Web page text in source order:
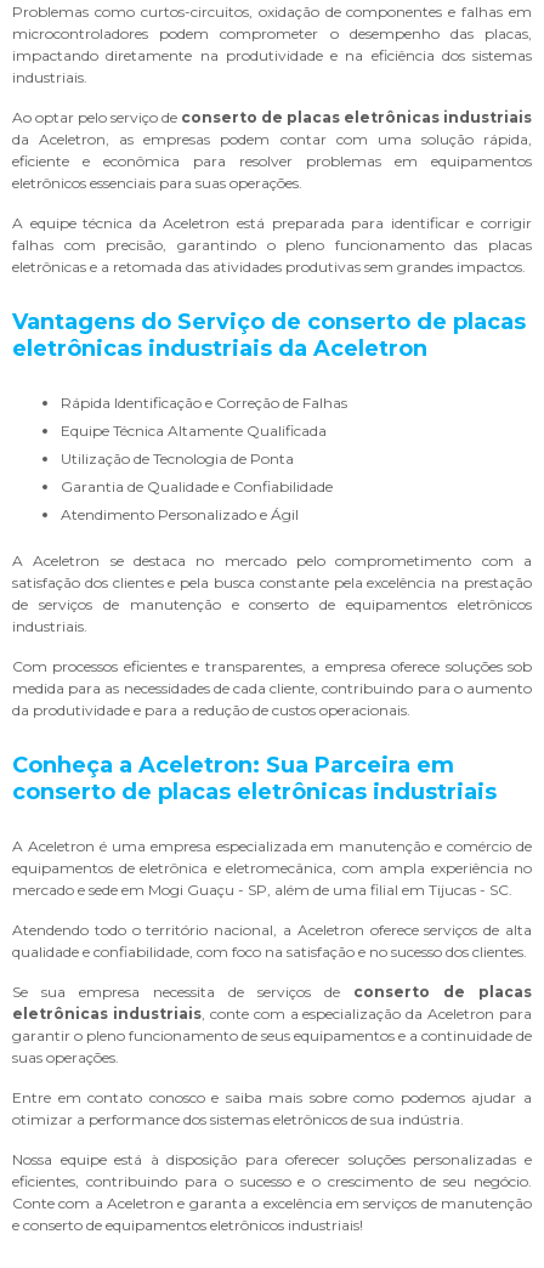
Problemas como curtos-circuitos, oxidação de componentes e falhas em
microcontroladores podem comprometer o desempenho das placas,
impactando diretamente na produtividade e na eficiência dos sistemas
industriais.
Ao optar pelo serviço de conserto de placas eletrônicas industriais
da Aceletron, as empresas podem contar com uma solução rápida,
eficiente e econômica para resolver problemas em equipamentos
eletrônicos essenciais para suas operações.
A equipe técnica da Aceletron está preparada para identificar e corrigir
falhas com precisão, garantindo o pleno funcionamento das placas
eletrônicas e a retomada das atividades produtivas sem grandes impactos.
Vantagens do Serviço de conserto de placas
eletrônicas industriais da Aceletron
Rápida Identificação e Correção de Falhas
Equipe Técnica Altamente Qualificada
Utilização de Tecnologia de Ponta
Garantia de Qualidade e Confiabilidade
Atendimento Personalizado e Ágil
A Aceletron se destaca no mercado pelo comprometimento com a
satisfação dos clientes e pela busca constante pela excelência na prestação
de serviços de manutenção e conserto de equipamentos eletrônicos
industriais.
Com processos eficientes e transparentes, a empresa oferece soluções sob
medida para as necessidades de cada cliente, contribuindo para o aumento
da produtividade e para a redução de custos operacionais.
Conheça a Aceletron: Sua Parceira em
conserto de placas eletrônicas industriais
A Aceletron é uma empresa especializada em manutenção e comércio de
equipamentos de eletrônica e eletromecânica, com ampla experiência no
mercado e sede em Mogi Guaçu - SP, além de uma filial em Tijucas - SC.
Atendendo todo o território nacional, a Aceletron oferece serviços de alta
qualidade e confiabilidade, com foco na satisfação e no sucesso dos clientes.
Se sua empresa necessita de serviços de conserto de placas
eletrônicas industriais, conte com a especialização da Aceletron para
garantir o pleno funcionamento de seus equipamentos e a continuidade de
suas operações.
Entre em contato conosco e saiba mais sobre como podemos ajudar a
otimizar a performance dos sistemas eletrônicos de sua indústria.
Nossa equipe está à disposição para oferecer soluções personalizadas e
eficientes, contribuindo para o sucesso e o crescimento de seu negócio.
Conte com a Aceletron e garanta a excelência em serviços de manutenção
e conserto de equipamentos eletrônicos industriais!